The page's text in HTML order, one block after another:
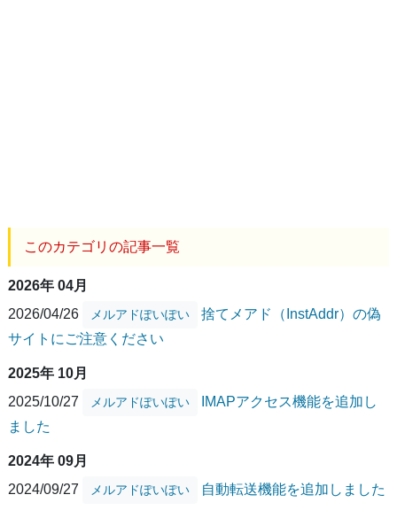
このカテゴリの記事一覧
2026年 04月
2026/04/26
メルアドぽいぽい
捨てメアド（InstAddr）の偽
サイトにご注意ください
2025年 10月
2025/10/27
メルアドぽいぽい
IMAPアクセス機能を追加し
ました
2024年 09月
2024/09/27
メルアドぽいぽい 自動転送機能を追加しました